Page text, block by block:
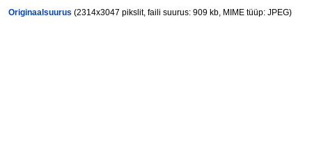
Originaalsuurus (2314x3047 pikslit, faili suurus: 909 kb, MIME tüüp: JPEG)